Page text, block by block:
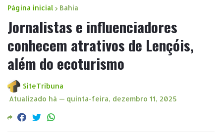
Página inicial Bahia
Jornalistas e influenciadores
conhecem atrativos de Lençóis,
além do ecoturismo
SiteTribuna
Atualizado há — quinta-feira, dezembro 11, 2025